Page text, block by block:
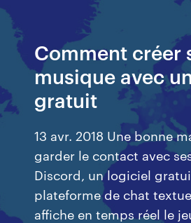
Comment créer
musique avec
gratuit
13 avr. 2018 Une bonne
garder le contact avec
Discord, un logiciel
plateforme de chat
affiche en temps réel le